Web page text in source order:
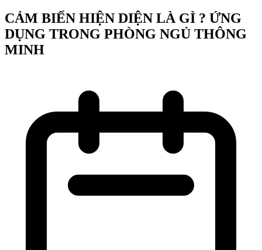
CẢM BIẾN HIỆN DIỆN LÀ GÌ ? ỨNG
DỤNG TRONG PHÒNG NGỦ THÔNG
MINH